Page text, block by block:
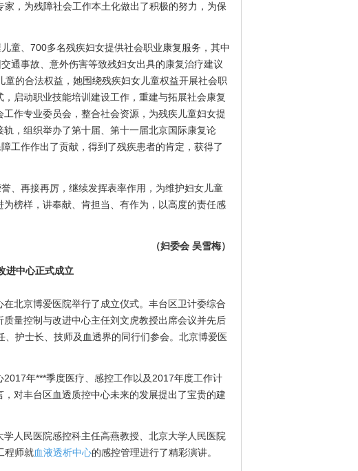
，为残障社会工作本土化做出了积极的努力，为保
、700多名残疾妇女提供社会职业康复服务，其中
通事故、意外伤害等致残妇女出具的康复治疗建议
的合法权益，她围绕残疾妇女儿童权益开展社会职
启动职业技能培训建设工作，重建与拓展社会康复
作专业委员会，整合社会资源，为残疾儿童妇女提
，组织举办了第十届、第十一届北京国际康复论
工作作出了贡献，得到了残疾患者的肯定，获得了
、再接再厉，继续发挥表率作用，为维护妇女儿童
榜样，讲奉献、肯担当、有作为，以高度的责任感
（妇委会 吴雪梅）
进中心正式成立
京博爱医院举行了成立仪式。丰台区卫计委综合
质量控制与改进中心主任刘文虎教授出席会议并先后
护士长、技师及血透界的同行们参会。北京博爱医
年***季度医疗、感控工作以及2017年度工作计
对丰台区血透质控中心未来的发展提出了宝贵的建
人民医院感控科主任高燕教授、北京大学人民医院
程师就血液透析中心的感控管理进行了精彩演讲。